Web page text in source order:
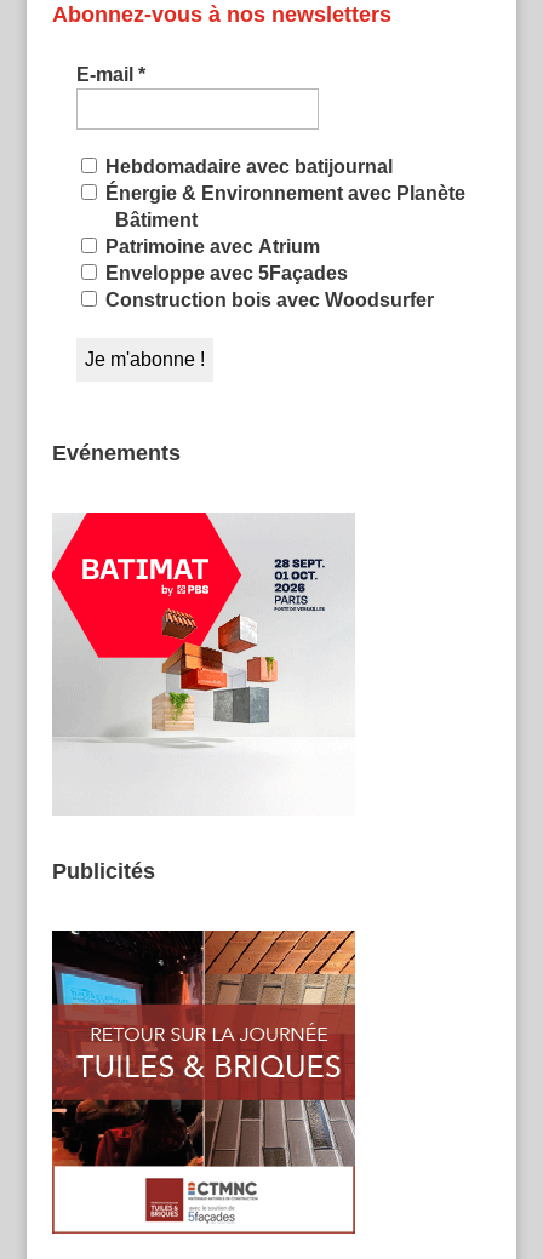
Abonnez-vous à nos newsletters
E-mail *
Hebdomadaire avec batijournal
Énergie & Environnement avec Planète
Bâtiment
Patrimoine avec Atrium
Enveloppe avec 5Façades
Construction bois avec Woodsurfer
Evénements
Publicités